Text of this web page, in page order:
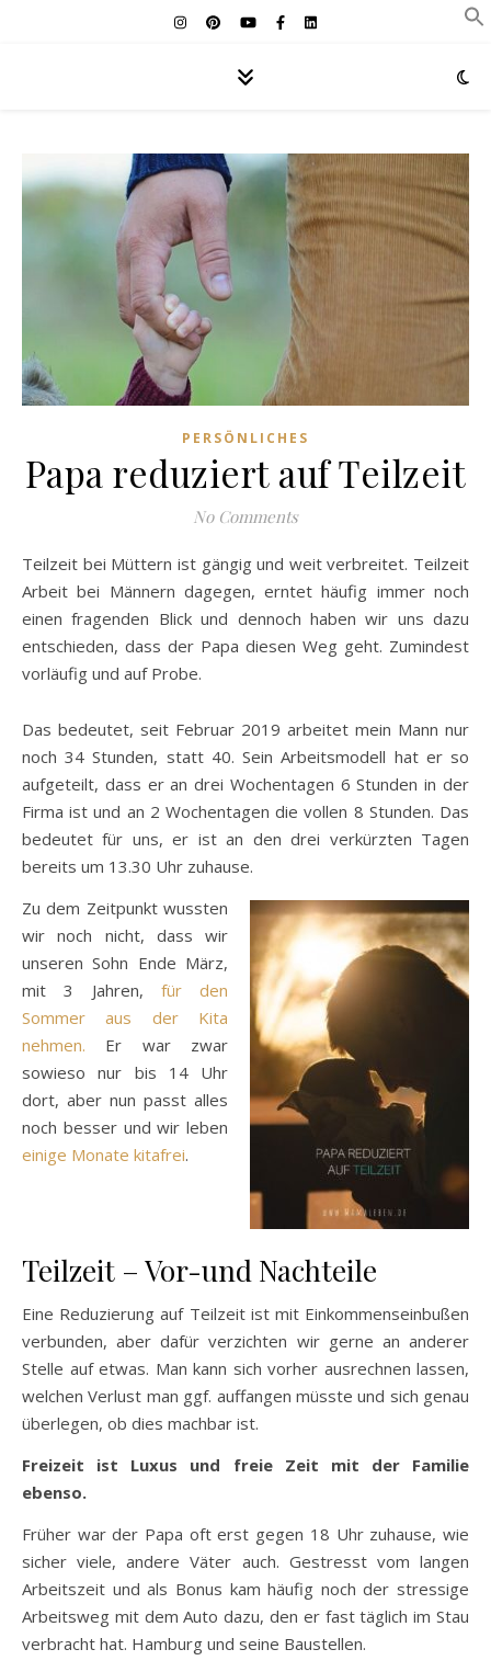
PERSÖNLICHES
Papa reduziert auf Teilzeit
No Comments
Teilzeit bei Müttern ist gängig und weit verbreitet. Teilzeit
Arbeit bei Männern dagegen, erntet häufig immer noch
einen fragenden Blick und dennoch haben wir uns dazu
entschieden, dass der Papa diesen Weg geht. Zumindest
vorläufig und auf Probe.
Das bedeutet, seit Februar 2019 arbeitet mein Mann nur
noch 34 Stunden, statt 40. Sein Arbeitsmodell hat er so
aufgeteilt, dass er an drei Wochentagen 6 Stunden in der
Firma ist und an 2 Wochentagen die vollen 8 Stunden. Das
bedeutet für uns, er ist an den drei verkürzten Tagen
bereits um 13.30 Uhr zuhause.
Zu dem Zeitpunkt wussten
wir noch nicht, dass wir
unseren Sohn Ende März,
mit 3 Jahren, für den
Sommer aus der Kita
nehmen. Er war zwar
sowieso nur bis 14 Uhr
dort, aber nun passt alles
noch besser und wir leben
einige Monate kitafrei.
Teilzeit – Vor-und Nachteile
Eine Reduzierung auf Teilzeit ist mit Einkommenseinbußen
verbunden, aber dafür verzichten wir gerne an anderer
Stelle auf etwas. Man kann sich vorher ausrechnen lassen,
welchen Verlust man ggf. auffangen müsste und sich genau
überlegen, ob dies machbar ist.
Freizeit ist Luxus und freie Zeit mit der Familie
ebenso.
Früher war der Papa oft erst gegen 18 Uhr zuhause, wie
sicher viele, andere Väter auch. Gestresst vom langen
Arbeitszeit und als Bonus kam häufig noch der stressige
Arbeitsweg mit dem Auto dazu, den er fast täglich im Stau
verbracht hat. Hamburg und seine Baustellen.